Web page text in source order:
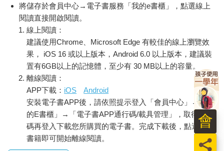
將儲存於會員中心→電子書服務「我的e書櫃」，點選線上
閱讀直接開啟閱讀。
線上閱讀：
建議使用Chrome、Microsoft Edge 有較佳的線上瀏覽效
果， iOS 16 或以上版本，Android 6.0 以上版本，建議裝
置有6GB以上的記憶體，至少有 30 MB以上的容量。
離線閱讀：
APP下載： iOS
Android
安裝電子書APP後，請依照提示登入「會員中心」→「我
的E書櫃」→「電子書APP通行碼/載具管理」，取得通行
碼再登入下載您所購買的電子書。完成下載後，點選任一
書籍即可開始離線閱讀。
員
會